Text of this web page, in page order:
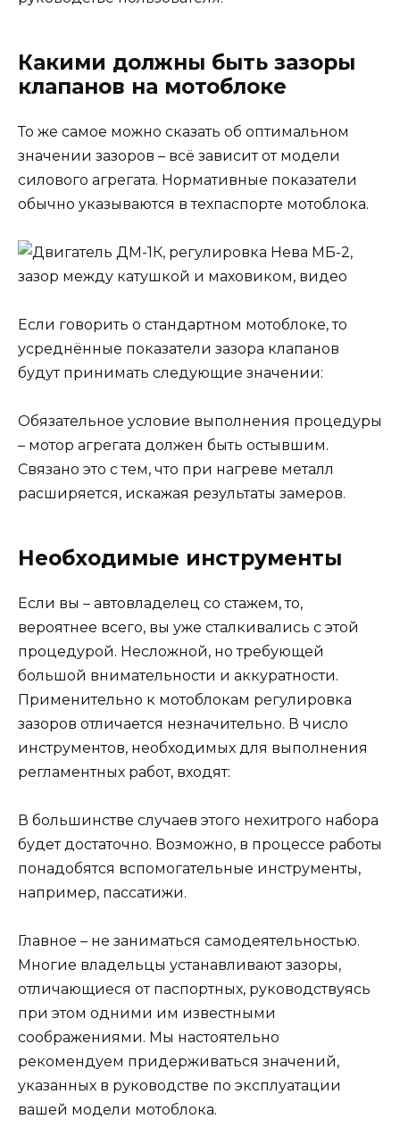
Какими должны быть зазоры
клапанов на мотоблоке
То же самое можно сказать об оптимальном
значении зазоров – всё зависит от модели
силового агрегата. Нормативные показатели
обычно указываются в техпаспорте мотоблока.
Если говорить о стандартном мотоблоке, то
усреднённые показатели зазора клапанов
будут принимать следующие значении:
Обязательное условие выполнения процедуры
– мотор агрегата должен быть остывшим.
Связано это с тем, что при нагреве металл
расширяется, искажая результаты замеров.
Необходимые инструменты
Если вы – автовладелец со стажем, то,
вероятнее всего, вы уже сталкивались с этой
процедурой. Несложной, но требующей
большой внимательности и аккуратности.
Применительно к мотоблокам регулировка
зазоров отличается незначительно. В число
инструментов, необходимых для выполнения
регламентных работ, входят:
В большинстве случаев этого нехитрого набора
будет достаточно. Возможно, в процессе работы
понадобятся вспомогательные инструменты,
например, пассатижи.
Главное – не заниматься самодеятельностью.
Многие владельцы устанавливают зазоры,
отличающиеся от паспортных, руководствуясь
при этом одними им известными
соображениями. Мы настоятельно
рекомендуем придерживаться значений,
указанных в руководстве по эксплуатации
вашей модели мотоблока.